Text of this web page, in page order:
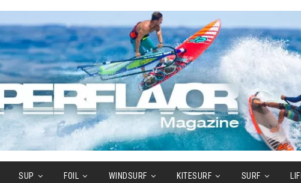
SUP FOIL WINDSURF KITESURF SURF